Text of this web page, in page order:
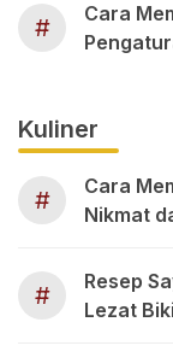
#
Cara
Kuliner
#
Cara
Nikmat
#
Resep
Lezat